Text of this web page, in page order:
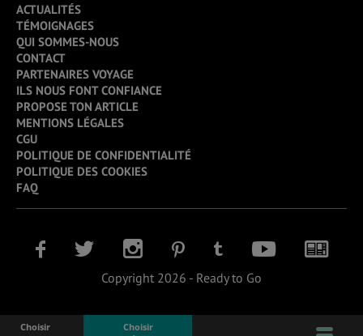
Choisir
Choisir
ACTUALITÉS
TÉMOIGNAGES
QUI SOMMES-NOUS
CONTACT
PARTENAIRES VOYAGE
ILS NOUS FONT CONFIANCE
PROPOSE TON ARTICLE
MENTIONS LÉGALES
CGU
POLITIQUE DE CONFIDENTIALITÉ
POLITIQUE DES COOKIES
FAQ
Copyright 2026 - Ready to Go